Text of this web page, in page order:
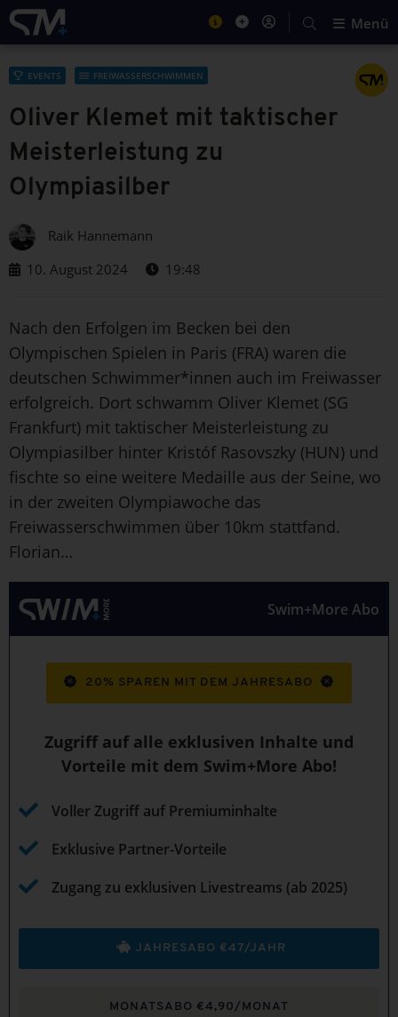
Menü
EVENTS FREIWASSERSCHWIMMEN
Oliver Klemet mit taktischer
Meisterleistung zu
Olympiasilber
Raik Hannemann
10. August 2024
19:48
Nach den Erfolgen im Becken bei den
Olympischen Spielen in Paris (FRA) waren die
deutschen Schwimmer*innen auch im Freiwasser
erfolgreich. Dort schwamm Oliver Klemet (SG
Frankfurt) mit taktischer Meisterleistung zu
Olympiasilber hinter Kristóf Rasovszky (HUN) und
fischte so eine weitere Medaille aus der Seine, wo
in der zweiten Olympiawoche das
Freiwasserschwimmen über 10km stattfand.
Florian…
Swim+More Abo
20% SPAREN MIT DEM JAHRESABO
Zugriff auf alle exklusiven Inhalte und
Vorteile mit dem Swim+More Abo!
Voller Zugriff auf Premiuminhalte
Exklusive Partner-Vorteile
Zugang zu exklusiven Livestreams (ab 2025)
MONATSABO €4,90/MONAT
JAHRESABO €47/JAHR